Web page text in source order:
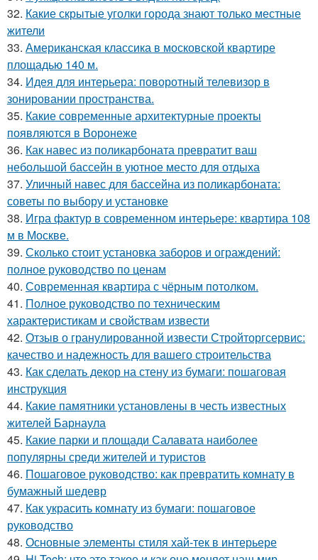
32. Какие скрытые уголки города знают только местные
жители
33. Американская классика в московской квартире
площадью 140 м.
34. Идея для интерьера: поворотный телевизор в
зонировании пространства.
35. Какие современные архитектурные проекты
появляются в Воронеже
36. Как навес из поликарбоната превратит ваш
небольшой бассейн в уютное место для отдыха
37. Уличный навес для бассейна из поликарбоната:
советы по выбору и установке
38. Игра фактур в современном интерьере: квартира 108
м в Москве.
39. Сколько стоит установка заборов и ограждений:
полное руководство по ценам
40. Современная квартира с чёрным потолком.
41. Полное руководство по техническим
характеристикам и свойствам извести
42. Отзыв о гранулированной извести Стройторгсервис:
качество и надежность для вашего строительства
43. Как сделать декор на стену из бумаги: пошаговая
инструкция
44. Какие памятники установлены в честь известных
жителей Барнаула
45. Какие парки и площади Салавата наиболее
популярны среди жителей и туристов
46. Пошаговое руководство: как превратить комнату в
бумажный шедевр
47. Как украсить комнату из бумаги: пошаговое
руководство
48. Основные элементы стиля хай-тек в интерьере